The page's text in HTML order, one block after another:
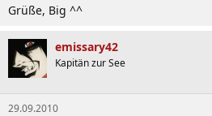
Grüße, Big ^^
emissary42
Kapitän zur See
29.09.2010